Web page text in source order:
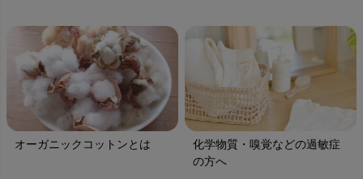
オーガニックコットンとは
化学物質・嗅覚などの過敏症
の方へ